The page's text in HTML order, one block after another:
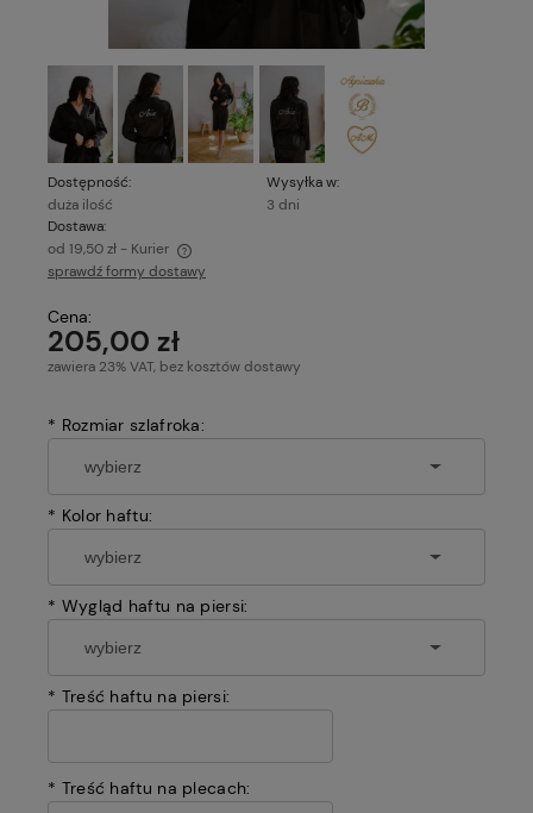
Dostępność:
duża ilość
Wysyłka w:
3 dni
Dostawa:
od 19,50 zł - Kurier
Cena nie zawiera ewentualnych kosztów płatności
sprawdź formy dostawy
Cena:
205,00 zł
zawiera 23% VAT, bez kosztów dostawy
* Rozmiar szlafroka:
* Kolor haftu:
* Wygląd haftu na piersi:
* Treść haftu na piersi:
* Treść haftu na plecach: